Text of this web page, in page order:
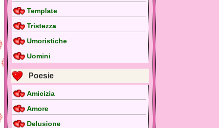
Template
Tristezza
Umoristiche
Uomini
Poesie
Amicizia
Amore
Delusione